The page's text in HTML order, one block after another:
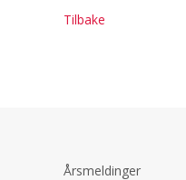
Tilbake
Årsmeldinger